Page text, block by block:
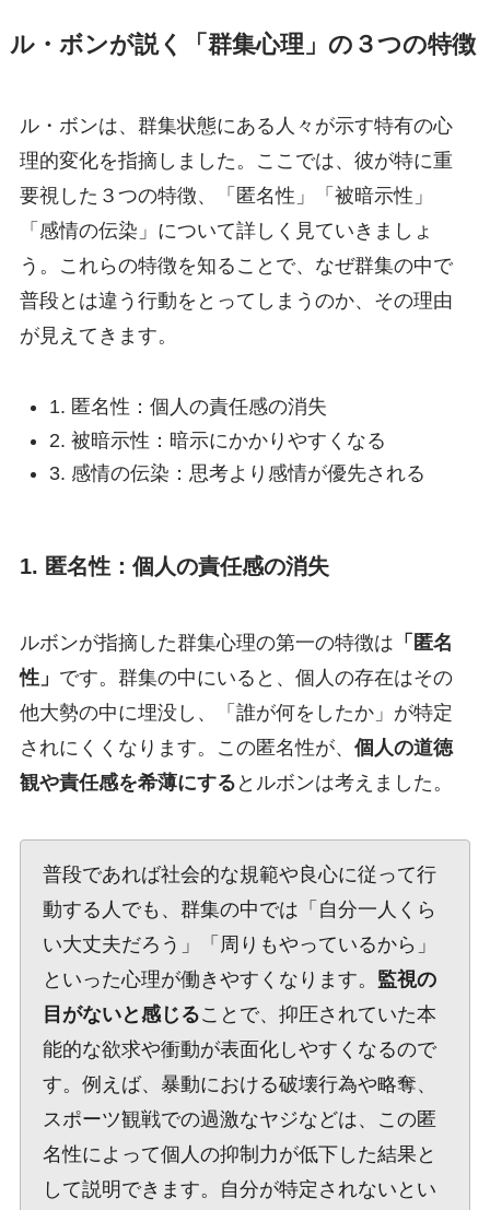
ル・ボンが説く「群集心理」の３つの特徴
ル・ボンは、群集状態にある人々が示す特有の心
理的変化を指摘しました。ここでは、彼が特に重
要視した３つの特徴、「匿名性」「被暗示性」
「感情の伝染」について詳しく見ていきましょ
う。これらの特徴を知ることで、なぜ群集の中で
普段とは違う行動をとってしまうのか、その理由
が見えてきます。
1. 匿名性：個人の責任感の消失
2. 被暗示性：暗示にかかりやすくなる
3. 感情の伝染：思考より感情が優先される
1. 匿名性：個人の責任感の消失
ルボンが指摘した群集心理の第一の特徴は 「匿名
性」 です。群集の中にいると、個人の存在はその
他大勢の中に埋没し、「誰が何をしたか」が特定
されにくくなります。この匿名性が、 個人の道徳
観や責任感を希薄にする とルボンは考えました。
普段であれば社会的な規範や良心に従って行
動する人でも、群集の中では「自分一人くら
い大丈夫だろう」「周りもやっているから」
といった心理が働きやすくなります。 監視の
目がないと感じることで、抑圧されていた本
能的な欲求や衝動が表面化しやすくなるので
す。例えば、暴動における破壊行為や略奪、
スポーツ観戦での過激なヤジなどは、この匿
名性によって個人の抑制力が低下した結果と
して説明できます。自分が特定されないとい